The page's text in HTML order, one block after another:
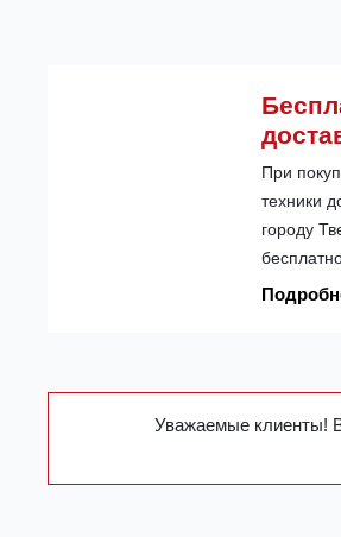
При
техники
городу
Уважаемые клиенты! В